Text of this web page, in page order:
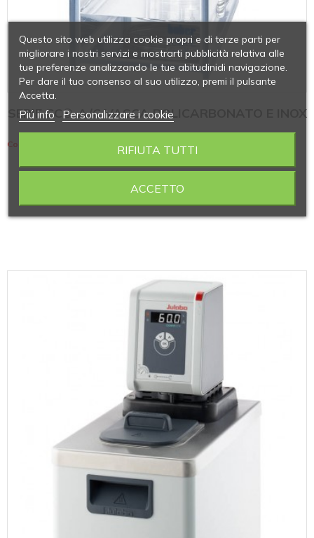
SERIE CC®-A/C VASCA POLICARBONATO E INOX
Contiene 2 articoli
Questo sito web utilizza cookie propri e di terze parti per
migliorare i nostri servizi e mostrarti pubblicità relativa alle
tue preferenze analizzando le tue abitudinidi navigazione.
Per dare il tuo consenso al suo utilizzo, premi il pulsante
Accetta.
Piú info Personalizzare i cookie
RIFIUTA TUTTI
ACCETTO